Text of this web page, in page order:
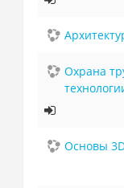
Охрана
Основы